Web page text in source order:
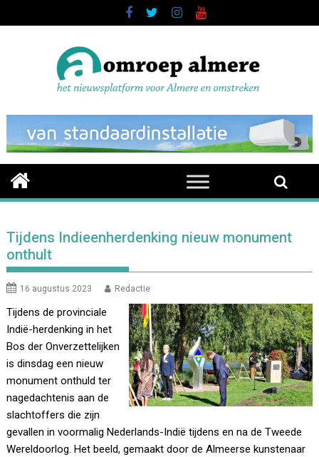
to
Tijdens Indieenherdenking nieuw monument
onthult
16 augustus 2023 Redactie
Tijdens de provinciale
Indië-herdenking in het
Bos der Onverzettelijken
is dinsdag een nieuw
monument onthuld ter
nagedachtenis aan de
slachtoffers die zijn
gevallen in voormalig Nederlands-Indië tijdens en na de Tweede
Wereldoorlog. Het beeld, gemaakt door de Almeerse kunstenaar